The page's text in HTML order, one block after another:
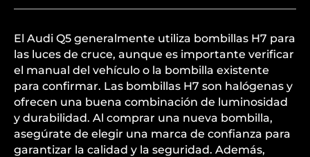
El Audi Q5 generalmente utiliza bombillas H7 para
las luces de cruce, aunque es importante verificar
el manual del vehículo o la bombilla existente
para confirmar. Las bombillas H7 son halógenas y
ofrecen una buena combinación de luminosidad
y durabilidad. Al comprar una nueva bombilla,
asegúrate de elegir una marca de confianza para
garantizar la calidad y la seguridad. Además,